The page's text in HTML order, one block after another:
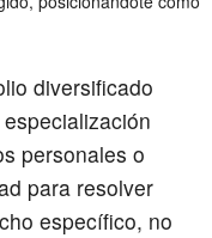
diversificado
personales o
para resolver
específico, no